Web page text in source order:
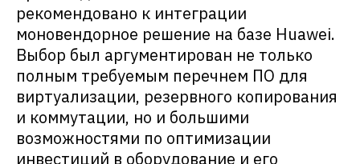
рекомендовано к интеграции
моновендорное решение на базе Huawei.
Выбор был аргументирован не только
полным требуемым перечнем ПО для
виртуализации, резервного копирования
и коммутации, но и большими
возможностями по оптимизации
инвестиций в оборудование и его